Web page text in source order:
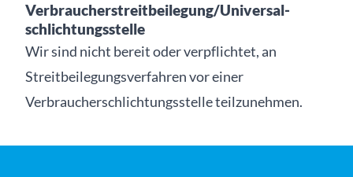
Verbraucher­streit­beilegung/Universal­
schlichtungs­stelle
Wir sind nicht bereit oder verpflichtet, an
Streitbeilegungsverfahren vor einer
Verbraucherschlichtungsstelle teilzunehmen.